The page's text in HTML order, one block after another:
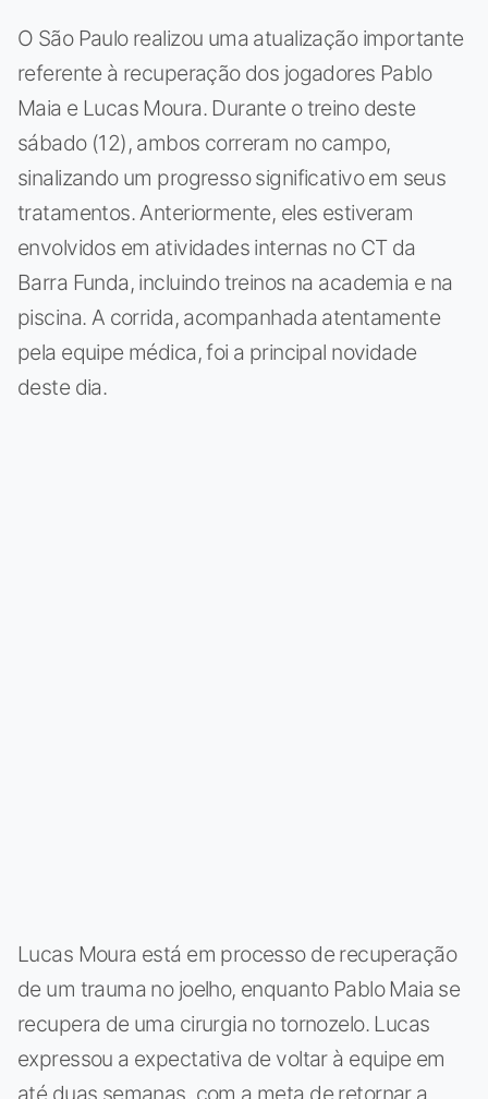
O São Paulo realizou uma atualização importante
referente à recuperação dos jogadores Pablo
Maia e Lucas Moura. Durante o treino deste
sábado (12), ambos correram no campo,
sinalizando um progresso significativo em seus
tratamentos. Anteriormente, eles estiveram
envolvidos em atividades internas no CT da
Barra Funda, incluindo treinos na academia e na
piscina. A corrida, acompanhada atentamente
pela equipe médica, foi a principal novidade
deste dia.
Lucas Moura está em processo de recuperação
de um trauma no joelho, enquanto Pablo Maia se
recupera de uma cirurgia no tornozelo. Lucas
expressou a expectativa de voltar à equipe em
até duas semanas, com a meta de retornar a